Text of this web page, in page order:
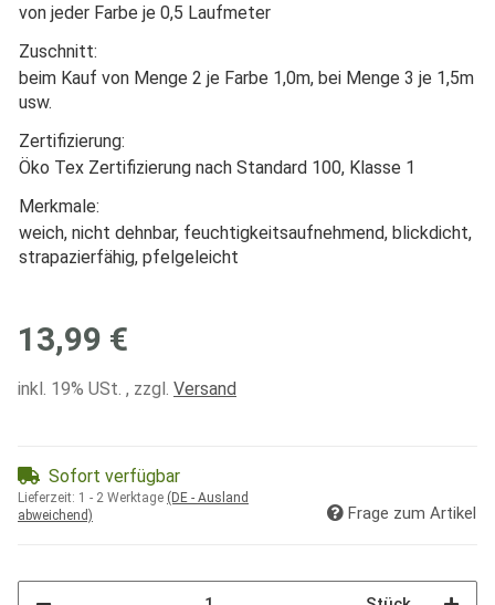
von jeder Farbe je 0,5 Laufmeter
Zuschnitt:
beim Kauf von Menge 2 je Farbe 1,0m, bei Menge 3 je 1,5m
usw.
Zertifizierung:
Öko Tex Zertifizierung nach Standard 100, Klasse 1
Merkmale:
weich, nicht dehnbar, feuchtigkeitsaufnehmend, blickdicht,
strapazierfähig, pfelgeleicht
13,99 €
inkl. 19% USt. , zzgl. Versand
Sofort verfügbar
Lieferzeit: 1 - 2 Werktage (DE - Ausland
abweichend)
Frage zum Artikel